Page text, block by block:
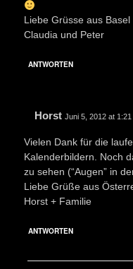
Liebe Grüsse aus Basel
Claudia und Peter
ANTWORTEN
Horst Juni 5, 2012 at 1:21
Vielen Dank für die
Kalenderbildern. Noch
zu sehen (“Augen” in
Liebe Grüße aus
Horst + Familie
ANTWORTEN